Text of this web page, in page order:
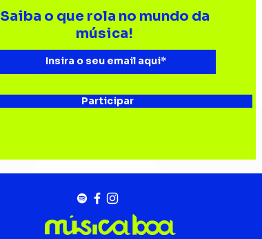
representatividade do
rap no João Rock
Saiba o que rola no mundo da
música!
Participar